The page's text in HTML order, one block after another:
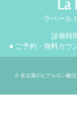
ラベール
診療時
● ご予約・無料カウ
© 名古屋のヒアルロン酸